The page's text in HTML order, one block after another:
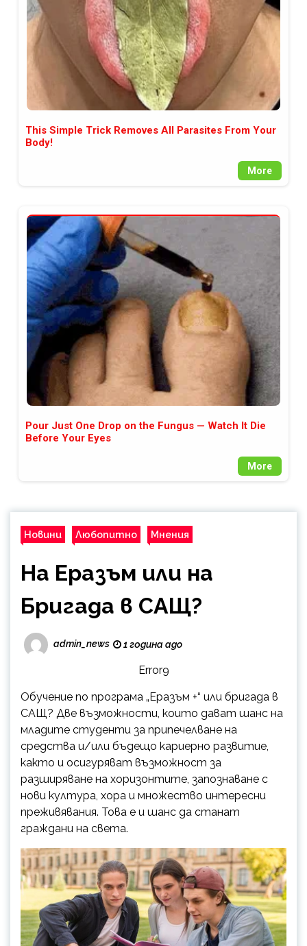
This Simple Trick Removes All Parasites From Your
Body!
More
Pour Just One Drop on the Fungus — Watch It Die
Before Your Eyes
More
Новини Любопитно Мнения
На Еразъм или на
Бригада в САЩ?
admin_news 1 година ago
Error9
Обучение по програма „Еразъм +“ или бригада в
САЩ? Две възможности, които дават шанс на
младите студенти за припечелване на
средства и/или бъдещо кариерно развитие,
както и осигуряват възможност за
разширяване на хоризонтите, запознаване с
нови култура, хора и множество интересни
преживявания. Това е и шанс да станат
граждани на света.